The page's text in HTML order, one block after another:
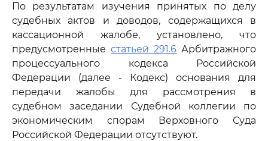
По результатам изучения принятых по делу
судебных актов и доводов, содержащихся в
кассационной жалобе, установлено, что
предусмотренные статьей 291.6 Арбитражного
процессуального кодекса Российской
Федерации (далее - Кодекс) основания для
передачи жалобы для рассмотрения в
судебном заседании Судебной коллегии по
экономическим спорам Верховного Суда
Российской Федерации отсутствуют.